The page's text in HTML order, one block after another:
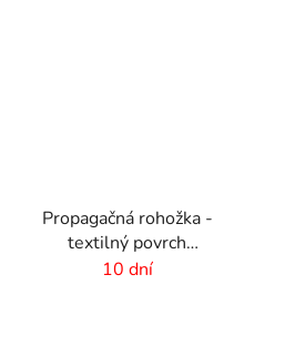
Propagačná rohožka -
textilný povrch
-150x300cm
10 dní